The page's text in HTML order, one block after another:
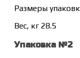
Размеры
Вес, кг 28.5
Упаковка №2